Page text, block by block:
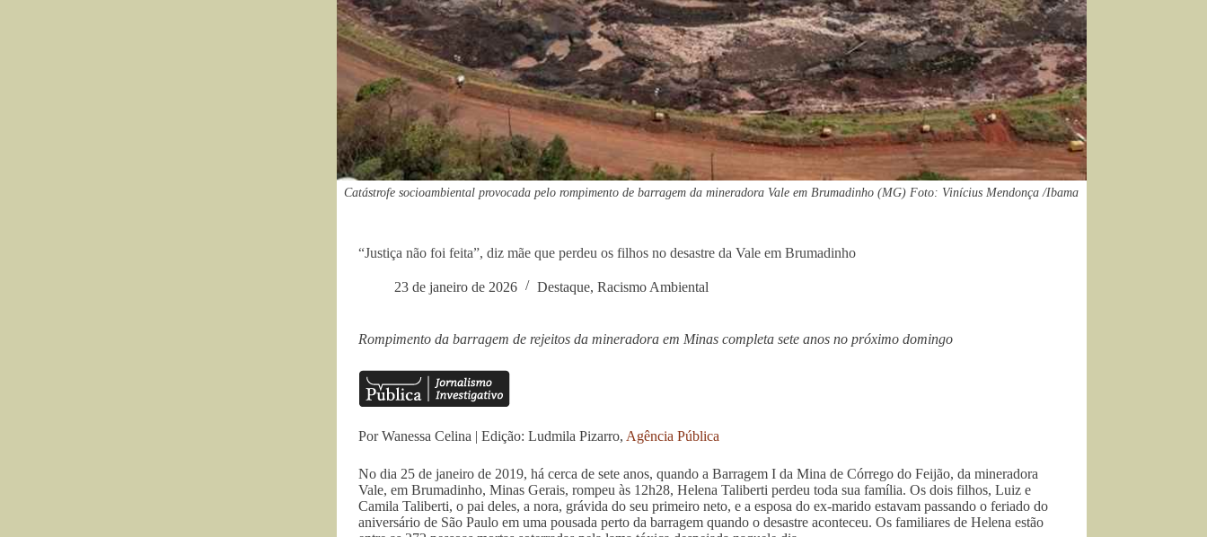
Catástrofe socioambiental provocada pelo rompimento de barragem da mineradora Vale em Brumadinho (MG) Foto: Vinícius Mendonça /Ibama
“Justiça não foi feita”, diz mãe que perdeu os filhos no desastre da Vale em Brumadinho
23 de janeiro de 2026 Destaque, Racismo Ambiental
Rompimento da barragem de rejeitos da mineradora em Minas completa sete anos no próximo domingo
Por Wanessa Celina | Edição: Ludmila Pizarro, Agência Pública
No dia 25 de janeiro de 2019, há cerca de sete anos, quando a Barragem I da Mina de Córrego do Feijão, da mineradora
Vale, em Brumadinho, Minas Gerais, rompeu às 12h28, Helena Taliberti perdeu toda sua família. Os dois filhos, Luiz e
Camila Taliberti, o pai deles, a nora, grávida do seu primeiro neto, e a esposa do ex-marido estavam passando o feriado do
aniversário de São Paulo em uma pousada perto da barragem quando o desastre aconteceu. Os familiares de Helena estão